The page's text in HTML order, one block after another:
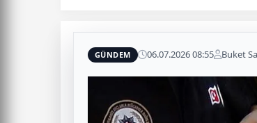
GÜNDEM 06.07.2026 08:55 Buket